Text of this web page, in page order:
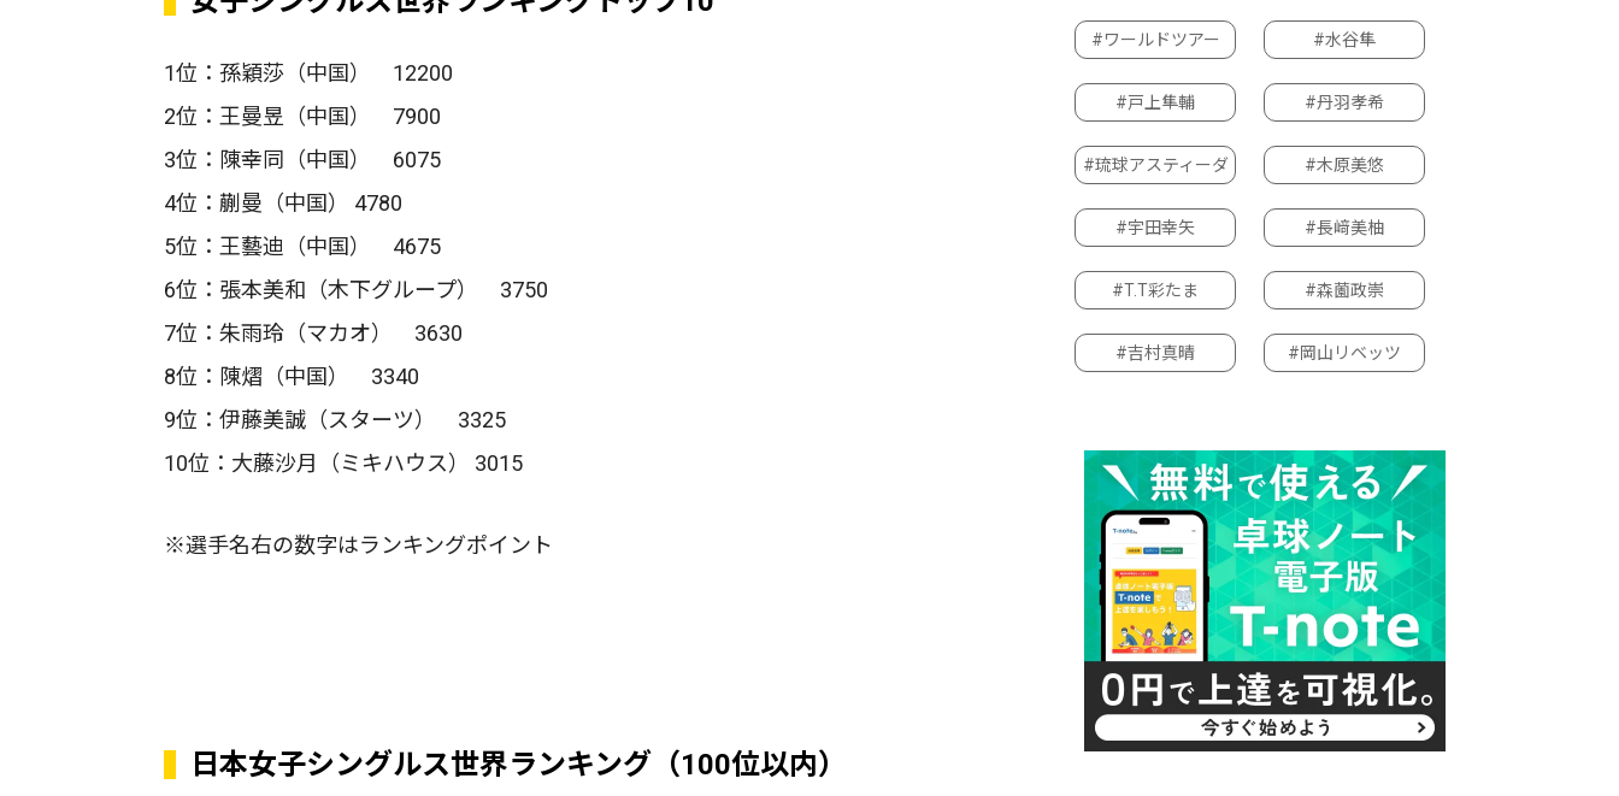
1位：孫穎莎（中国） 12200
2位：王曼昱（中国） 7900
3位：陳幸同（中国） 6075
4位：蒯曼（中国） 4780
5位：王藝迪（中国） 4675
6位：張本美和（木下グループ） 3750
7位：朱雨玲（マカオ） 3630
8位：陳熠（中国） 3340
9位：伊藤美誠（スターツ） 3325
10位：大藤沙月（ミキハウス） 3015
※選手名右の数字はランキングポイント
日本女子シングルス世界ランキング（100位以内）
#ワールドツアー #水谷隼
#戸上隼輔 #丹羽孝希
#琉球アスティーダ #木原美悠
#宇田幸矢 #長﨑美柚
#T.T彩たま #森薗政崇
#吉村真晴 #岡山リベッツ